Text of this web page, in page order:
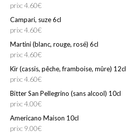
prix: 4.60€
Campari, suze 6cl
prix: 4.60€
Martini (blanc, rouge, rosé) 6cl
prix: 4.60€
Kir (cassis, pêche, framboise, mûre) 12cl
prix: 4.60€
Bitter San Pellegrino (sans alcool) 10cl
prix: 4.00€
Americano Maison 10cl
prix: 9.00€